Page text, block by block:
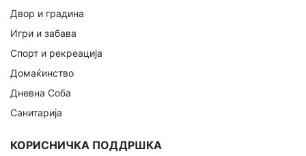
Двор и градина
Игри и забава
Спорт и рекреација
Домаќинство
Дневна Соба
Санитарија
КОРИСНИЧКА ПОДДРШКА